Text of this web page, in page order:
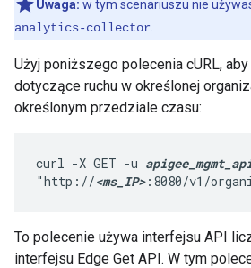
Uwaga: w tym scenariuszu nie
analytics-collector
Użyj poniższego polecenia cURL,
dotyczące ruchu w określonej
określonym przedziale czasu:
curl -X GET -u
"http://<ms_IP>:8080/v1/
To polecenie używa interfejsu API
interfejsu Edge Get API. W tym